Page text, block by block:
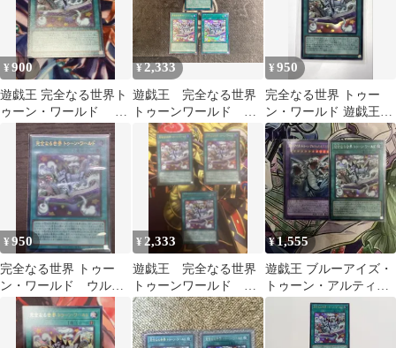
¥900
遊戯王 完全なる世界ト
ゥーン・ワールド ウ
ルトラ
¥2,333
遊戯王 完全なる世界
トゥーンワールド ウ
ルトラ3枚セット
¥950
完全なる世界 トゥー
ン・ワールド 遊戯王カ
ード ウルトラ
¥950
完全なる世界 トゥー
ン・ワールド ウルト
¥ 2,333
遊戯王 完全なる世界
トゥーンワールド ウ
ルトラ 3枚セット
¥1,555
遊戯王 ブルーアイズ・
トゥーン・アルティメ
ットドラゴン 他2枚